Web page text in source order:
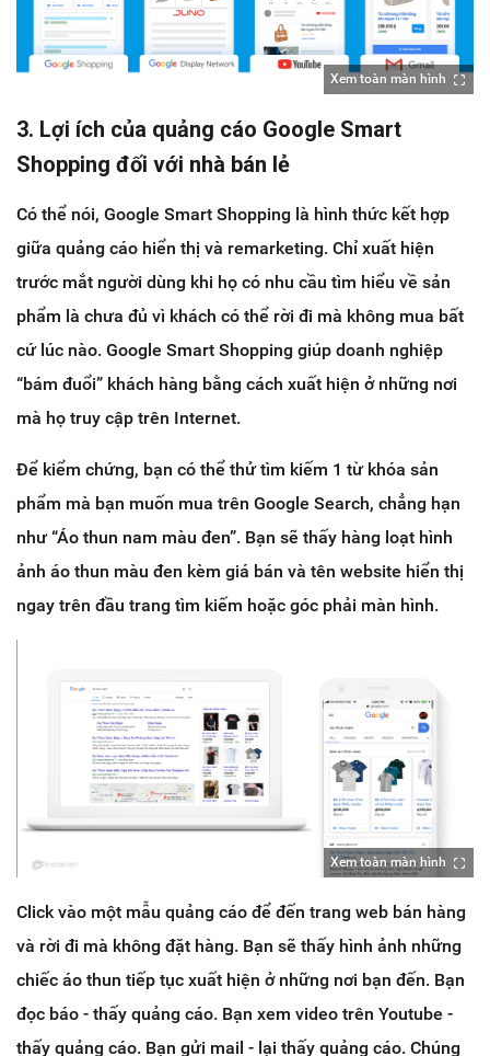
Xem toàn màn hình
3. Lợi ích của quảng cáo Google Smart
Shopping đối với nhà bán lẻ
Có thể nói, Google Smart Shopping là hình thức kết hợp
giữa quảng cáo hiển thị và remarketing. Chỉ xuất hiện
trước mắt người dùng khi họ có nhu cầu tìm hiểu về sản
phẩm là chưa đủ vì khách có thể rời đi mà không mua bất
cứ lúc nào. Google Smart Shopping giúp doanh nghiệp
“bám đuổi” khách hàng bằng cách xuất hiện ở những nơi
mà họ truy cập trên Internet.
Để kiểm chứng, bạn có thể thử tìm kiếm 1 từ khóa sản
phẩm mà bạn muốn mua trên Google Search, chẳng hạn
như “Áo thun nam màu đen”. Bạn sẽ thấy hàng loạt hình
ảnh áo thun màu đen kèm giá bán và tên website hiển thị
ngay trên đầu trang tìm kiếm hoặc góc phải màn hình.
Xem toàn màn hình
Click vào một mẫu quảng cáo để đến trang web bán hàng
và rời đi mà không đặt hàng. Bạn sẽ thấy hình ảnh những
chiếc áo thun tiếp tục xuất hiện ở những nơi bạn đến. Bạn
đọc báo - thấy quảng cáo. Bạn xem video trên Youtube -
thấy quảng cáo. Bạn gửi mail - lại thấy quảng cáo. Chúng